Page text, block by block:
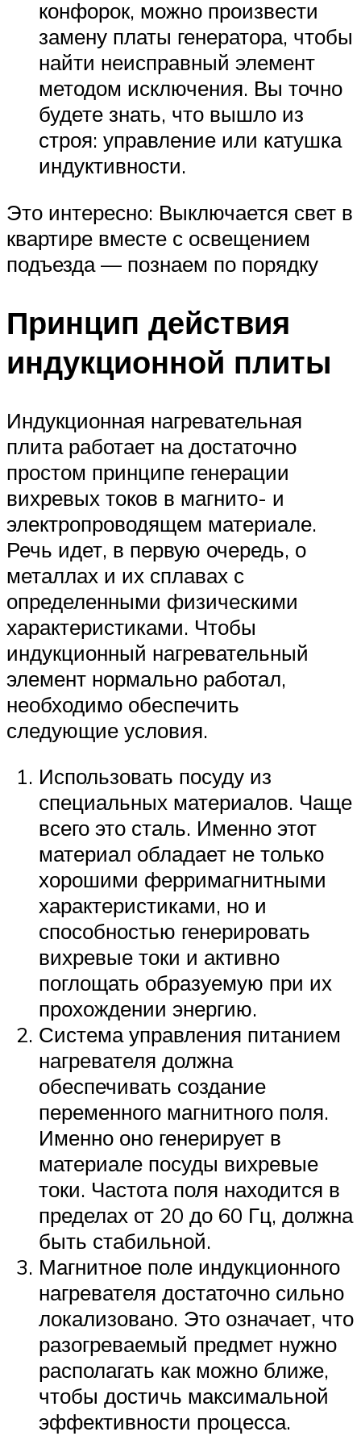
конфорок, можно произвести
замену платы генератора, чтобы
найти неисправный элемент
методом исключения. Вы точно
будете знать, что вышло из
строя: управление или катушка
индуктивности.
Это интересно: Выключается свет в
квартире вместе с освещением
подъезда — познаем по порядку
Принцип действия
индукционной плиты
Индукционная нагревательная
плита работает на достаточно
простом принципе генерации
вихревых токов в магнито- и
электропроводящем материале.
Речь идет, в первую очередь, о
металлах и их сплавах с
определенными физическими
характеристиками. Чтобы
индукционный нагревательный
элемент нормально работал,
необходимо обеспечить
следующие условия.
Использовать посуду из
специальных материалов. Чаще
всего это сталь. Именно этот
материал обладает не только
хорошими ферримагнитными
характеристиками, но и
способностью генерировать
вихревые токи и активно
поглощать образуемую при их
прохождении энергию.
Система управления питанием
нагревателя должна
обеспечивать создание
переменного магнитного поля.
Именно оно генерирует в
материале посуды вихревые
токи. Частота поля находится в
пределах от 20 до 60 Гц, должна
быть стабильной.
Магнитное поле индукционного
нагревателя достаточно сильно
локализовано. Это означает, что
разогреваемый предмет нужно
располагать как можно ближе,
чтобы достичь максимальной
эффективности процесса.